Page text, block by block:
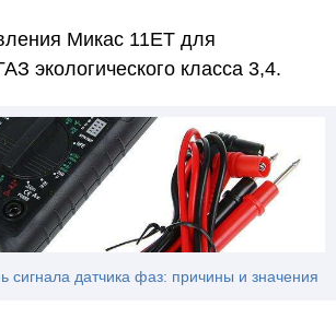
Микас 11ET для
экологического класса 3,4.
сигнала датчика фаз: причины и значения